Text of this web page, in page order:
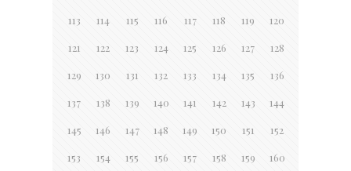
113 114 115 116 117 118 119 120
121 122 123 124 125 126 127 128
129 130 131 132 133 134 135 136
137 138 139 140 141 142 143 144
145 146 147 148 149 150 151 152
153 154 155 156 157 158 159 160